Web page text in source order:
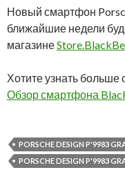
Новый смартфон
ближайшие недели
магазине
Хотите узнать больше
Обзор смартфона
PORSCHE DESIGN P'9983
PORSCHE DESIGN P'9983